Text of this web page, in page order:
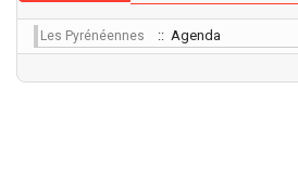
Les Pyrénéennes :: Agenda